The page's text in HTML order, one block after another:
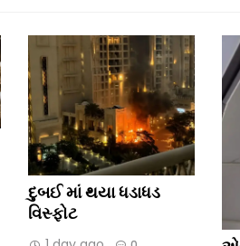
દુબઈ માં થયા ધડાધડ
વિસ્ફોટ
Privacy Policy
Jobs
Copyright © 2026 3RD
Disclaimer